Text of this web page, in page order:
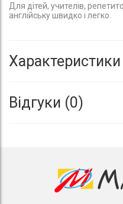
Для дітей, учителів,
англійську швидко і легко.
Характеристики
Відгуки 0